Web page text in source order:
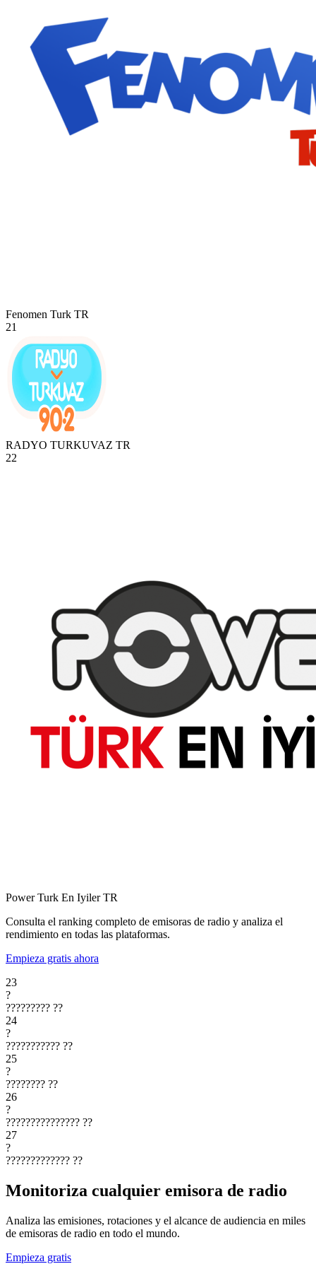
Fenomen Turk TR
21
RADYO TURKUVAZ TR
22
Power Turk En Iyiler TR
Consulta el ranking completo de emisoras de radio y analiza el
rendimiento en todas las plataformas.
Empieza gratis ahora
23
?
????????? ??
24
?
??????????? ??
25
?
???????? ??
26
?
??????????????? ??
27
?
????????????? ??
Monitoriza cualquier emisora de radio
Analiza las emisiones, rotaciones y el alcance de audiencia en miles
de emisoras de radio en todo el mundo.
Empieza gratis